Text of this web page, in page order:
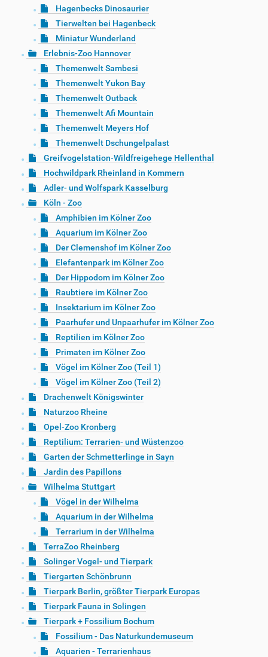
Hagenbecks Dinosaurier
Tierwelten bei Hagenbeck
Miniatur Wunderland
Erlebnis-Zoo Hannover
Themenwelt Sambesi
Themenwelt Yukon Bay
Themenwelt Outback
Themenwelt Afi Mountain
Themenwelt Meyers Hof
Themenwelt Dschungelpalast
Greifvogelstation-Wildfreigehege Hellenthal
Hochwildpark Rheinland in Kommern
Adler- und Wolfspark Kasselburg
Köln - Zoo
Amphibien im Kölner Zoo
Aquarium im Kölner Zoo
Der Clemenshof im Kölner Zoo
Elefantenpark im Kölner Zoo
Der Hippodom im Kölner Zoo
Raubtiere im Kölner Zoo
Insektarium im Kölner Zoo
Paarhufer und Unpaarhufer im Kölner Zoo
Reptilien im Kölner Zoo
Primaten im Kölner Zoo
Vögel im Kölner Zoo (Teil 1)
Vögel im Kölner Zoo (Teil 2)
Drachenwelt Königswinter
Naturzoo Rheine
Opel-Zoo Kronberg
Reptilium: Terrarien- und Wüstenzoo
Garten der Schmetterlinge in Sayn
Jardin des Papillons
Wilhelma Stuttgart
Vögel in der Wilhelma
Aquarium in der Wilhelma
Terrarium in der Wilhelma
TerraZoo Rheinberg
Solinger Vogel- und Tierpark
Tiergarten Schönbrunn
Tierpark Berlin, größter Tierpark Europas
Tierpark Fauna in Solingen
Tierpark + Fossilium Bochum
Fossilium - Das Naturkundemuseum
Aquarien - Terrarienhaus